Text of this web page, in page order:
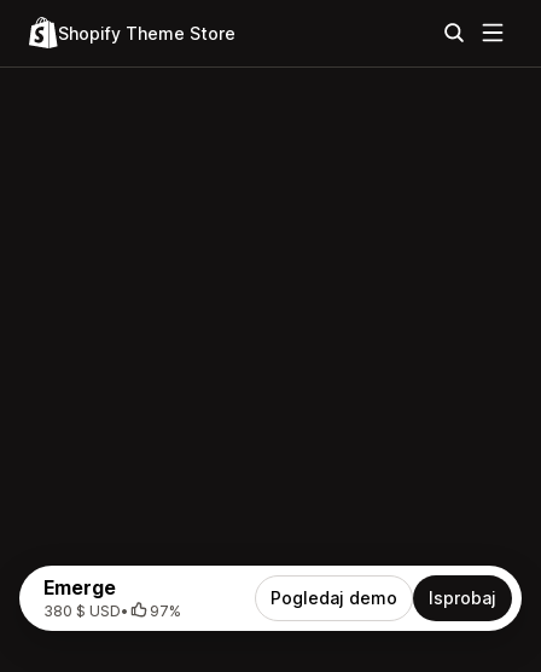
Shopify Theme Store
Emerge
380 $ USD• 97%
Pogledaj demo Isprobaj